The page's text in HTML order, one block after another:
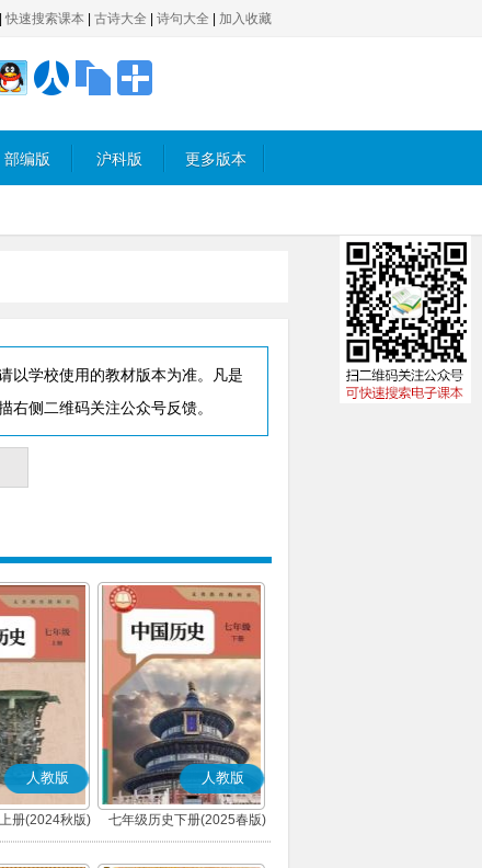
快速搜索课本 古诗大全 诗句大全 加入收藏
部编版 沪科版 更多版本
以学校使用的教材版本为准。凡是
侧二维码关注公众号反馈。
人教版
册(2024秋版)
编版)
人教版
七年级历史下册(2025春版)
(部编版)